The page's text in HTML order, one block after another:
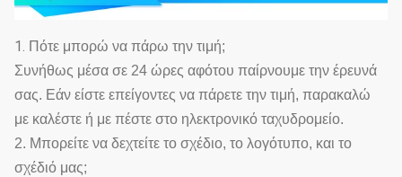
1. Πότε μπορώ να πάρω την τιμή;
Συνήθως μέσα σε 24 ώρες αφότου παίρνουμε την έρευνά
σας. Εάν είστε επείγοντες να πάρετε την τιμή, παρακαλώ
με καλέστε ή με πέστε στο ηλεκτρονικό ταχυδρομείο.
2. Μπορείτε να δεχτείτε το σχέδιο, το λογότυπο, και το
σχέδιό μας;